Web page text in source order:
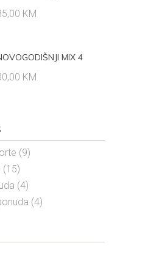
KM
MIX 4
KM
(9)
(15)
(4)
(4)